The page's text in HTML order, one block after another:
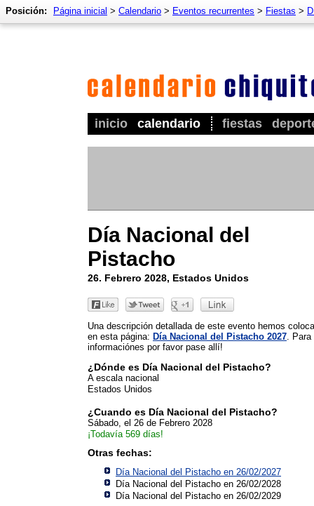
inicio calendario fiestas
Posición: Página inicial > Calendario > Eventos recurrentes > Fiestas >
Día Nacional del
Pistacho
26. Febrero 2028, Estados Unidos
Una descripción detallada de este evento hemos
en esta página: Día Nacional del Pistacho 2027 .
informaciónes por favor pase allí!
¿Dónde es Día Nacional del Pistacho?
A escala nacional
Estados Unidos
¿Cuando es Día Nacional del Pistacho?
Sábado, el 26 de Febrero 2028
¡Todavía 569 días!
Otras fechas:
Día Nacional del Pistacho en 26/02/2027
Día Nacional del Pistacho en 26/02/2028
Día Nacional del Pistacho en 26/02/2029